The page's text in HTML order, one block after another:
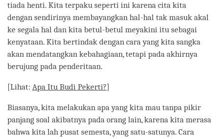
tiada henti. Kita terpaku seperti ini karena cita kita
dengan sendirinya membayangkan hal-hal tak masuk akal
ke segala hal dan kita betul-betul meyakini itu sebagai
kenyataan. Kita bertindak dengan cara yang kita sangka
akan mendatangkan kebahagiaan, tetapi pada akhirnya
berujung pada penderitaan.
[Lihat: Apa Itu Budi Pekerti?]
Biasanya, kita melakukan apa yang kita mau tanpa pikir
panjang soal akibatnya pada orang lain, karena kita merasa
bahwa kita lah pusat semesta, yang satu-satunya. Cara